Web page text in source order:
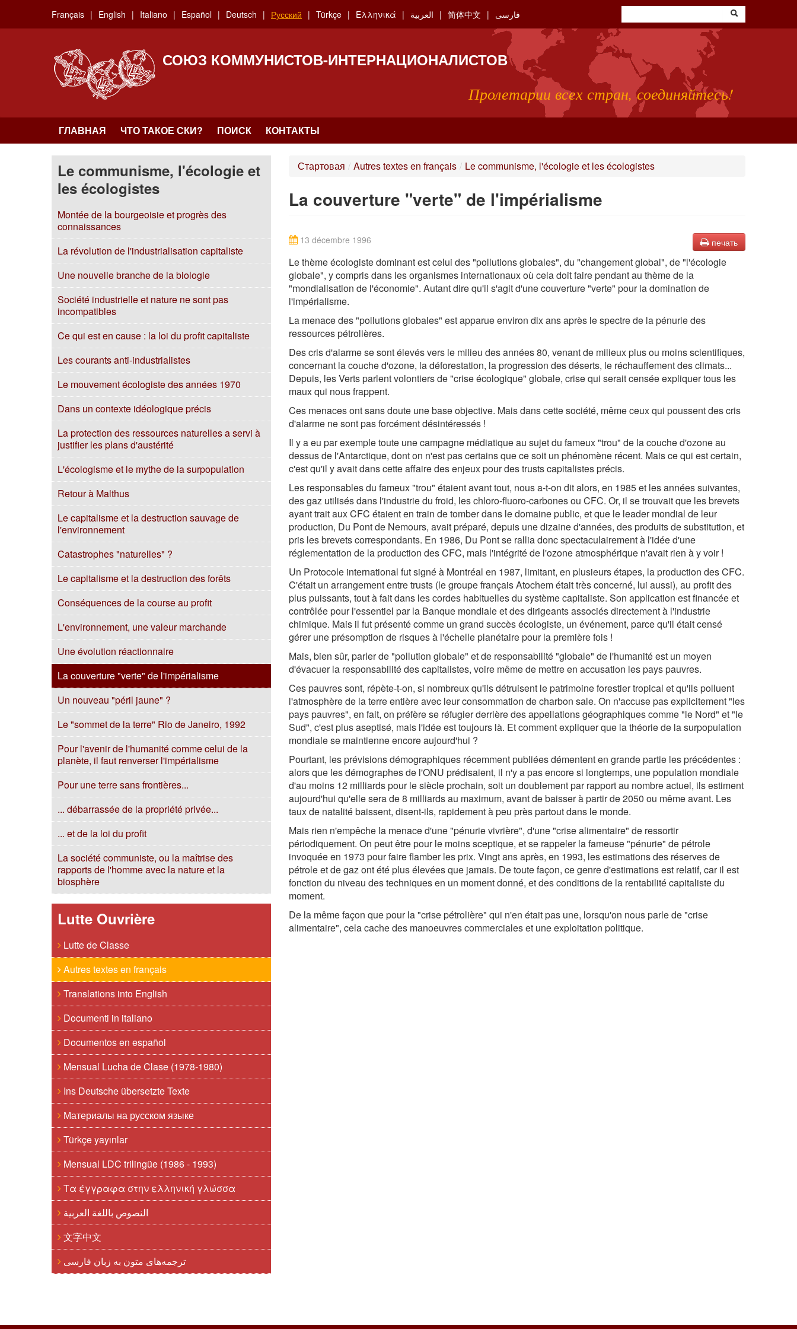
main
Français English Italiano Español Deutsch Русский Türkçe Ελληνικά العربية 简体中文 فارسی
СОЮЗ КОММУНИСТОВ-ИНТЕРНАЦИОНАЛИСТОВ
Пролетарии всех стран, соединяйтесь!
ГЛАВНАЯ ЧТО ТАКОЕ СКИ? ПОИСК КОНТАКТЫ
Le communisme, l'écologie et
les écologistes
Montée de la bourgeoisie et progrès des
connaissances
La révolution de l'industrialisation capitaliste
Une nouvelle branche de la biologie
Société industrielle et nature ne sont pas
incompatibles
Ce qui est en cause : la loi du profit capitaliste
Les courants anti-industrialistes
Le mouvement écologiste des années 1970
Dans un contexte idéologique précis
La protection des ressources naturelles a servi à
justifier les plans d'austérité
L'écologisme et le mythe de la surpopulation
Retour à Malthus
Le capitalisme et la destruction sauvage de
l'environnement
Catastrophes "naturelles" ?
Le capitalisme et la destruction des forêts
Conséquences de la course au profit
L'environnement, une valeur marchande
Une évolution réactionnaire
La couverture "verte" de l'impérialisme
Un nouveau "péril jaune" ?
Le "sommet de la terre" Rio de Janeiro, 1992
Pour l'avenir de l'humanité comme celui de la
planète, il faut renverser l'impérialisme
Pour une terre sans frontières...
... débarrassée de la propriété privée...
... et de la loi du profit
La société communiste, ou la maîtrise des
rapports de l'homme avec la nature et la
biosphère
Lutte Ouvrière
Lutte de Classe
Autres textes en français
Translations into English
Documenti in italiano
Documentos en español
Mensual Lucha de Clase (1978-1980)
Ins Deutsche übersetzte Texte
Материалы на русском языке
Türkçe yayınlar
Mensual LDC trilingüe (1986 - 1993)
Τα έγγραφα στην ελληνική γλώσσα
النصوص باللغة العربية
文字中文
ترجمه‌های متون به زبان فارسی
Стартовая / Autres textes en français / Le communisme, l'écologie et les écologistes
La couverture "verte" de l'impérialisme
печать
13 décembre 1996
Le thème écologiste dominant est celui des "pollutions globales", du "changement global", de "l'écologie
globale", y compris dans les organismes internationaux où cela doit faire pendant au thème de la
"mondialisation de l'économie". Autant dire qu'il s'agit d'une couverture "verte" pour la domination de
l'impérialisme.
La menace des "pollutions globales" est apparue environ dix ans après le spectre de la pénurie des
ressources pétrolières.
Des cris d'alarme se sont élevés vers le milieu des années 80, venant de milieux plus ou moins scientifiques,
concernant la couche d'ozone, la déforestation, la progression des déserts, le réchauffement des climats...
Depuis, les Verts parlent volontiers de "crise écologique" globale, crise qui serait censée expliquer tous les
maux qui nous frappent.
Ces menaces ont sans doute une base objective. Mais dans cette société, même ceux qui poussent des cris
d'alarme ne sont pas forcément désintéressés !
Il y a eu par exemple toute une campagne médiatique au sujet du fameux "trou" de la couche d'ozone au
dessus de l'Antarctique, dont on n'est pas certains que ce soit un phénomène récent. Mais ce qui est certain,
c'est qu'il y avait dans cette affaire des enjeux pour des trusts capitalistes précis.
Les responsables du fameux "trou" étaient avant tout, nous a-t-on dit alors, en 1985 et les années suivantes,
des gaz utilisés dans l'industrie du froid, les chloro-fluoro-carbones ou CFC. Or, il se trouvait que les brevets
ayant trait aux CFC étaient en train de tomber dans le domaine public, et que le leader mondial de leur
production, Du Pont de Nemours, avait préparé, depuis une dizaine d'années, des produits de substitution, et
pris les brevets correspondants. En 1986, Du Pont se rallia donc spectaculairement à l'idée d'une
réglementation de la production des CFC, mais l'intégrité de l'ozone atmosphérique n'avait rien à y voir !
Un Protocole international fut signé à Montréal en 1987, limitant, en plusieurs étapes, la production des CFC.
C'était un arrangement entre trusts (le groupe français Atochem était très concerné, lui aussi), au profit des
plus puissants, tout à fait dans les cordes habituelles du système capitaliste. Son application est financée et
contrôlée pour l'essentiel par la Banque mondiale et des dirigeants associés directement à l'industrie
chimique. Mais il fut présenté comme un grand succès écologiste, un événement, parce qu'il était censé
gérer une présomption de risques à l'échelle planétaire pour la première fois !
Mais, bien sûr, parler de "pollution globale" et de responsabilité "globale" de l'humanité est un moyen
d'évacuer la responsabilité des capitalistes, voire même de mettre en accusation les pays pauvres.
Ces pauvres sont, répète-t-on, si nombreux qu'ils détruisent le patrimoine forestier tropical et qu'ils polluent
l'atmosphère de la terre entière avec leur consommation de charbon sale. On n'accuse pas explicitement "les
pays pauvres", en fait, on préfère se réfugier derrière des appellations géographiques comme "le Nord" et "le
Sud", c'est plus aseptisé, mais l'idée est toujours là. Et comment expliquer que la théorie de la surpopulation
mondiale se maintienne encore aujourd'hui ?
Pourtant, les prévisions démographiques récemment publiées démentent en grande partie les précédentes :
alors que les démographes de l'ONU prédisaient, il n'y a pas encore si longtemps, une population mondiale
d'au moins 12 milliards pour le siècle prochain, soit un doublement par rapport au nombre actuel, ils estiment
aujourd'hui qu'elle sera de 8 milliards au maximum, avant de baisser à partir de 2050 ou même avant. Les
taux de natalité baissent, disent-ils, rapidement à peu près partout dans le monde.
Mais rien n'empêche la menace d'une "pénurie vivrière", d'une "crise alimentaire" de ressortir
périodiquement. On peut être pour le moins sceptique, et se rappeler la fameuse "pénurie" de pétrole
invoquée en 1973 pour faire flamber les prix. Vingt ans après, en 1993, les estimations des réserves de
pétrole et de gaz ont été plus élevées que jamais. De toute façon, ce genre d'estimations est relatif, car il est
fonction du niveau des techniques en un moment donné, et des conditions de la rentabilité capitaliste du
moment.
De la même façon que pour la "crise pétrolière" qui n'en était pas une, lorsqu'on nous parle de "crise
alimentaire", cela cache des manoeuvres commerciales et une exploitation politique.